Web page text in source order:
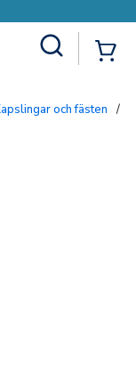
Kapslingar och fästen /